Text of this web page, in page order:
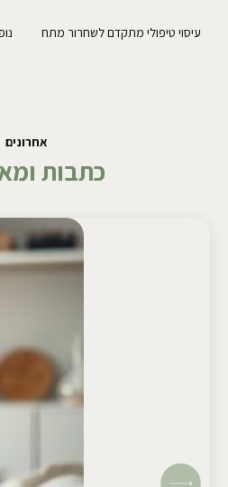
עיסוי טיפולי מתקדם לשחרור מתח
אחרונים
כתבות